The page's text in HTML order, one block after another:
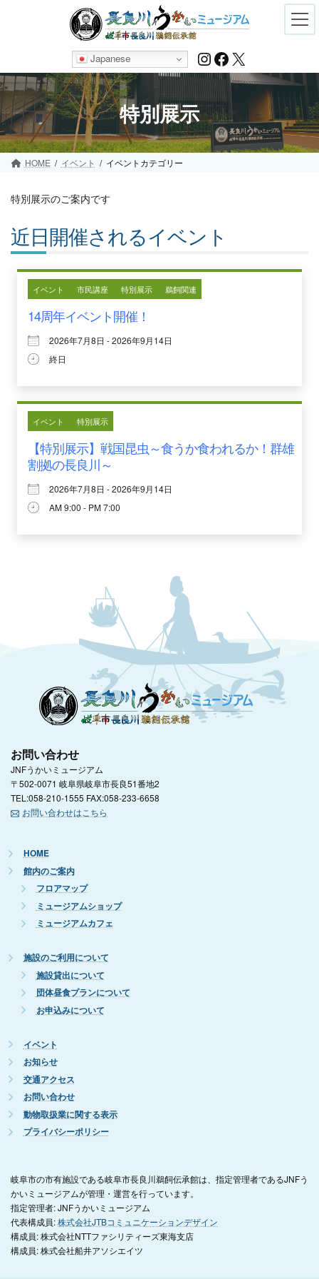
Japanese Instagram
Facebook
X
特別展示
HOME イベント イベントカテゴリー
特別展示のご案内です
近日開催されるイベント
イベント 市民講座 特別展示 鵜飼関連
14周年イベント開催！
2026年7月8日 - 2026年9月14日
終日
イベント 特別展示
【特別展示】戦国昆虫～食うか食われるか！群雄
割拠の長良川～
2026年7月8日 - 2026年9月14日
AM 9:00 - PM 7:00
お問い合わせ
JNFうかいミュージアム
〒502-0071 岐阜県岐阜市長良51番地2
TEL:058-210-1555 FAX:058-233-6658
お問い合わせはこちら
HOME
館内のご案内
フロアマップ
ミュージアムショップ
ミュージアムカフェ
施設のご利用について
施設貸出について
団体昼食プランについて
お申込みについて
イベント
お知らせ
交通アクセス
お問い合わせ
動物取扱業に関する表示
プライバシーポリシー
岐阜市の市有施設である岐阜市長良川鵜飼伝承館は、指定管理者であるJNFう
かいミュージアムが管理・運営を行っています。
指定管理者: JNFうかいミュージアム
代表構成員:株式会社JTBコミュニケーションデザイン
構成員: 株式会社NTTファシリティーズ東海支店
構成員: 株式会社船井アソシエイツ